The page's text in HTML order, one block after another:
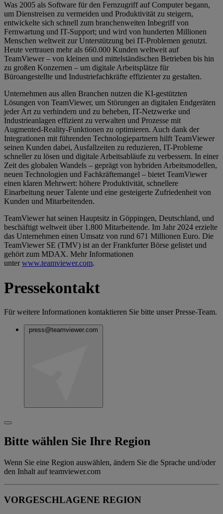
Was 2005 als Software für den Fernzugriff auf Computer begann,
um Dienstreisen zu vermeiden und Produktivität zu steigern,
entwickelte sich schnell zum branchenweiten Inbegriff von
Fernwartung und IT-Support; und wird von hunderten Millionen
Menschen weltweit zur Unterstützung bei IT-Problemen genutzt.
Heute vertrauen mehr als 660.000 Kunden weltweit auf
TeamViewer – von kleinen und mittelständischen Betrieben bis hin
zu großen Konzernen – um digitale Arbeitsplätze für
Büroangestellte und Industriefachkräfte effizienter zu gestalten.
Unternehmen aus allen Branchen nutzen die KI-gestützten
Lösungen von TeamViewer, um Störungen an digitalen Endgeräten
jeder Art zu verhindern und zu beheben, IT-Netzwerke und
Industrieanlagen effizient zu verwalten und Prozesse mit
Augmented-Reality-Funktionen zu optimieren. Auch dank der
Integrationen mit führenden Technologiepartnern hilft TeamViewer
seinen Kunden dabei, Ausfallzeiten zu reduzieren, IT-Probleme
schneller zu lösen und digitale Arbeitsabläufe zu verbessern. In einer
Zeit des globalen Wandels – geprägt von hybriden Arbeitsmodellen,
neuen Technologien und Fachkräftemangel – bietet TeamViewer
einen klaren Mehrwert: höhere Produktivität, schnellere
Einarbeitung neuer Talente und eine gesteigerte Zufriedenheit von
Kunden und Mitarbeitenden.
TeamViewer hat seinen Hauptsitz in Göppingen, Deutschland, und
beschäftigt weltweit über 1.800 Mitarbeitende. Im Jahr 2024 erzielte
das Unternehmen einen Umsatz von rund 671 Millionen Euro. Die
TeamViewer SE (TMV) ist an der Frankfurter Börse gelistet und
gehört zum MDAX. Mehr Informationen
unterwww.teamviewer.com.
Pressekontakt
Für weitere Informationen kontaktieren Sie bitte unser Presse-Team.
press@teamviewer.com
Bitte wählen Sie Ihre Region
Wenn Sie eine Region auswählen, ändern Sie die Sprache und/oder
den Inhalt auf teamviewer.com
VORGESCHLAGENE REGION